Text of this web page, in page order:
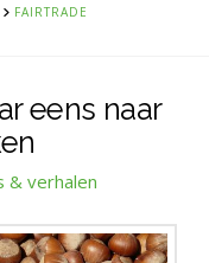
FAIRTRADE
eens naar
& verhalen